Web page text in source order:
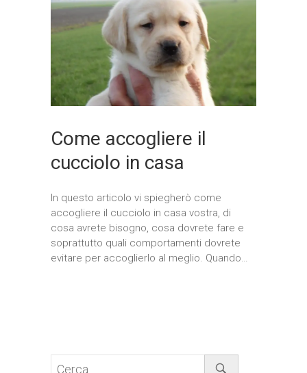
Come accogliere il
cucciolo in casa
In questo articolo vi spiegherò come
accogliere il cucciolo in casa vostra, di
cosa avrete bisogno, cosa dovrete fare e
soprattutto quali comportamenti dovrete
evitare per accoglierlo al meglio. Quando…
Cerca...